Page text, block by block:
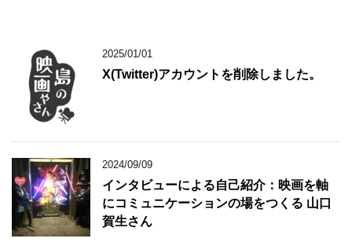
2025/01/01
X(Twitter)アカウントを削除しました。
2024/09/09
インタビューによる自己紹介：映画を軸
にコミュニケーションの場をつくる 山口
賀生さん